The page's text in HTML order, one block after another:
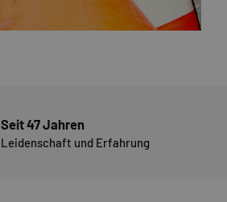
Seit 47 Jahren
Leidenschaft und Erfahrung